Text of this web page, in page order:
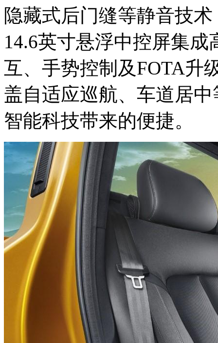
隐藏式后门缝等静音技
14.6英寸悬浮中控屏集
互、手势控制及FOTA升
盖自适应巡航、车道居
智能科技带来的便捷。